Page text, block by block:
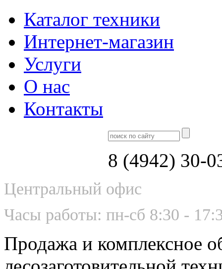
Каталог техники
Интернет-магазин
Услуги
О нас
Контакты
8 (4942) 30-
Центральный офис
Часы работы: пн-сб 8:30 -
Продажа и комплексное